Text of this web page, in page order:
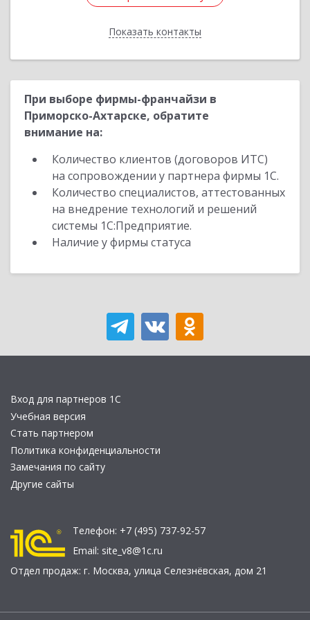
Показать контакты
Назад
При выборе фирмы-франчайзи в
Приморско-Ахтарске, обратите
внимание на:
Количество клиентов (договоров ИТС)
на сопровождении у партнера фирмы 1С.
Количество специалистов, аттестованных
на внедрение технологий и решений
системы 1С:Предприятие.
Наличие у фирмы статуса
Вход для партнеров 1С
Учебная версия
Стать партнером
Политика конфиденциальности
Замечания по сайту
Другие сайты
Телефон: +7 (495) 737-92-57
Email: site_v8@1c.ru
Отдел продаж: г. Москва, улица Селезнёвская, дом 21